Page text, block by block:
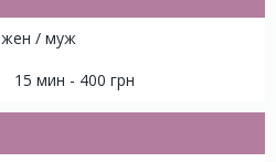
жен / муж
15 мин - 400 грн